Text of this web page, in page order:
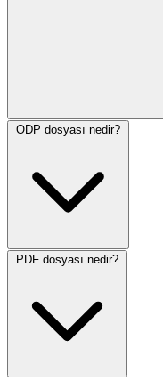
ODP dosyası nedir?
PDF dosyası nedir?